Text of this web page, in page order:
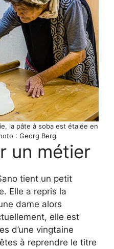
la pâte à soba est étalée en
: Georg Berg
un métier
tient un petit
Elle a repris la
dame alors
elle est
d’une vingtaine
à reprendre le titre